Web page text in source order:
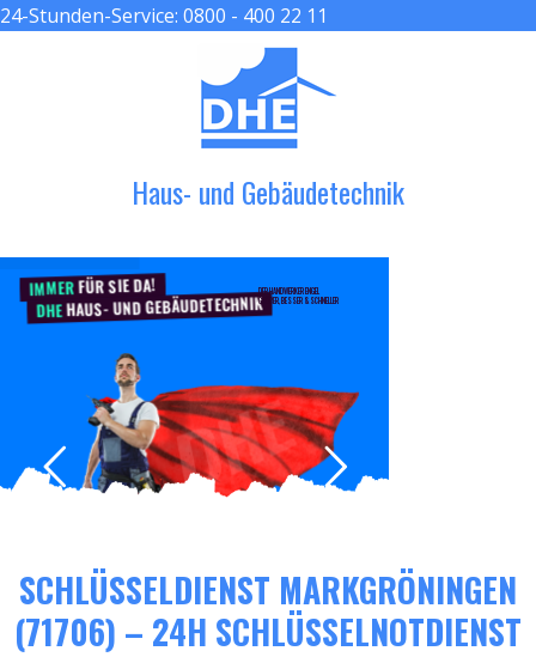
24-Stunden-Service: 0800 - 400 22 11
Haus- und Gebäudetechnik
IMMERFÜR SIE DA!
DHEHAUS- UND GEBÄUDETECHNIK
DER HANDWERKER ENGEL
GRÖßER, BESSER & SCHNELLER
SCHLÜSSELDIENST MARKGRÖNINGEN
(71706) – 24H SCHLÜSSELNOTDIENST